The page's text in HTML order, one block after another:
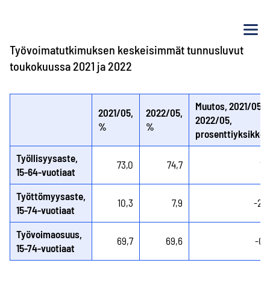
Työvoimatutkimuksen keskeisimmät tunnusluvut
toukokuussa 2021 ja 2022
2021/05,
%
2022/05,
%
Muutos, 2021/05 -
2022/05,
prosenttiyksikköä
Työllisyysaste,
15-64-vuotiaat
73,0 74,7 1,7
Työttömyysaste,
15-74-vuotiaat
10,3 7,9 -2,4
Työvoimaosuus,
15-74-vuotiaat
69,7 69,6 -0,1